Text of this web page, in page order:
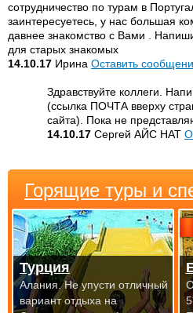
сотрудничество по турам в
заинтересуетесь, у нас большая
давнее знакомство с Вами .
для старых знакомых
14.10.17 Ирина Оставить
Здравствуйте коллеги.
(ссылка ПОЧТА вверху
сайта). Пока не
14.10.17 Сергей АЙС НАТ
Горящие туры и
Турция
Алания. Не упусти отличный
вариант отдыха на